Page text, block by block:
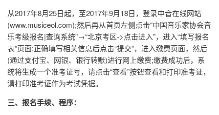
从2017年8月25日起，至2017年9月18日，登录中音在线网站
(www.musiceol.com);然后再从首页左侧点击“中国音乐家协会音
乐考级报名|查询系统”→“北京考区->点击进入”，进入“填写报名
表”页面;正确填写相关信息后点击“提交”，进入缴费页面，然后
(通过支付宝、网银、银行转账)进行网上缴费;缴费成功后，系
统将生成一个准考证号，请点击“查看”按钮查看和打印准考证，
请打印准考证作为考试凭据。
三、报名手续、程序：